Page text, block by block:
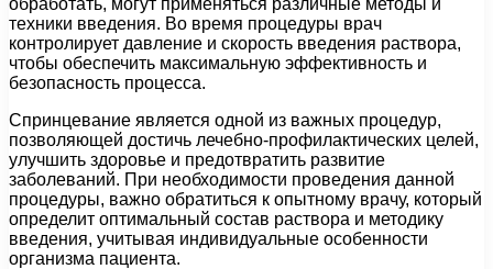
обработать, могут применяться различные методы и
техники введения. Во время процедуры врач
контролирует давление и скорость введения раствора,
чтобы обеспечить максимальную эффективность и
безопасность процесса.
Спринцевание является одной из важных процедур,
позволяющей достичь лечебно-профилактических целей,
улучшить здоровье и предотвратить развитие
заболеваний. При необходимости проведения данной
процедуры, важно обратиться к опытному врачу, который
определит оптимальный состав раствора и методику
введения, учитывая индивидуальные особенности
организма пациента.